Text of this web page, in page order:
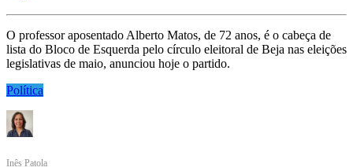
O professor aposentado Alberto Matos, de 72 anos, é o cabeça de
lista do Bloco de Esquerda pelo círculo eleitoral de Beja nas eleições
legislativas de maio, anunciou hoje o partido.
Política
Inês Patola